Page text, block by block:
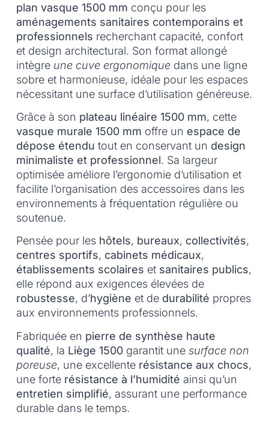
plan vasque 1500 mm conçu pour les
aménagements sanitaires contemporains et
professionnels recherchant capacité, confort
et design architectural. Son format allongé
intègre une cuve ergonomiquedans une ligne
sobre et harmonieuse, idéale pour les espaces
nécessitant une surface d’utilisation généreuse.
Grâce à son plateau linéaire 1500 mm, cette
vasque murale 1500 mm offre un espace de
dépose étendu tout en conservant un design
minimaliste et professionnel. Sa largeur
optimisée améliore l’ergonomie d’utilisation et
facilite l’organisation des accessoires dans les
environnements à fréquentation régulière ou
soutenue.
Pensée pour les hôtels, bureaux, collectivités,
centres sportifs, cabinets médicaux,
établissements scolaires et sanitaires publics,
elle répond aux exigences élevées de
robustesse, d’hygiène et de durabilité propres
aux environnements professionnels.
Fabriquée en pierre de synthèse haute
qualité, la Liège 1500garantit une surface non
poreuse, une excellente résistance aux chocs,
une forte résistance à l’humidité ainsi qu’un
entretien simplifié, assurant une performance
durable dans le temps.